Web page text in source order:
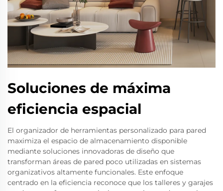
Soluciones de máxima
eficiencia espacial
El organizador de herramientas personalizado para pared
maximiza el espacio de almacenamiento disponible
mediante soluciones innovadoras de diseño que
transforman áreas de pared poco utilizadas en sistemas
organizativos altamente funcionales. Este enfoque
centrado en la eficiencia reconoce que los talleres y garajes